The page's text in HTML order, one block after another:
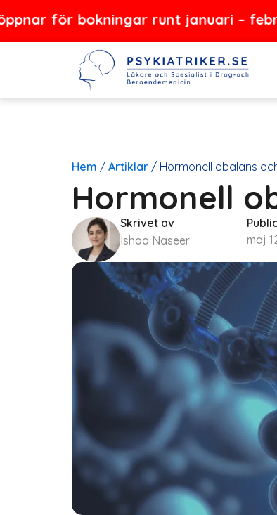
runt januari – februari 2027
Hoppa
Hem / Artiklar / Hormonell obalans
Hormonell
Skrivet av
Ishaa Naseer
maj